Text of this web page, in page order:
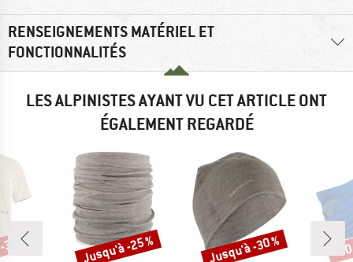
RENSEIGNEMENTS MATÉRIEL ET
FONCTIONNALITÉS
LES ALPINISTES AYANT VU CET ARTICLE ONT
ÉGALEMENT REGARDÉ
% Remise
Jusqu'à -25 % Remise
Jusqu'à -30 % -